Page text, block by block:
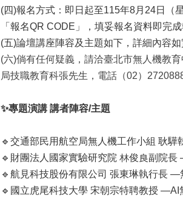
(四)報名方式：即日起至115年8月24日（
「報名QR CODE」，填妥報名資料即完成
(五)論壇講座陣容及主題如下，詳細內容如
(六)倘有任何疑義，請洽臺北市無人機教
局技職教育科張先生，電話 （02）
✨專題演講 講者陣容/主題
🔹交通部民用航空局無人機工作小組 耿
🔹財團法人國家實驗研究院 林俊良副院
🔹航見科技股份有限公司 張東琳執行長
🔹國立虎尾科技大學 宋朝宗特聘教授 —AI